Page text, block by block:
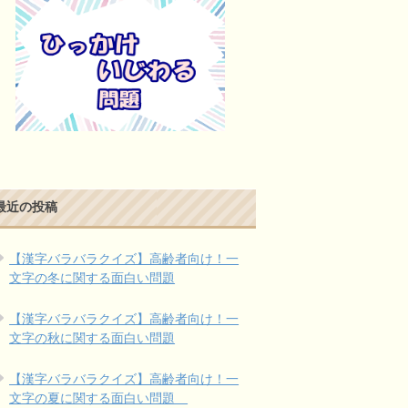
近の投稿
【漢字バラバラクイズ】高齢者向け！一
文字の冬に関する面白い問題
【漢字バラバラクイズ】高齢者向け！一
文字の秋に関する面白い問題
【漢字バラバラクイズ】高齢者向け！一
文字の夏に関する面白い問題